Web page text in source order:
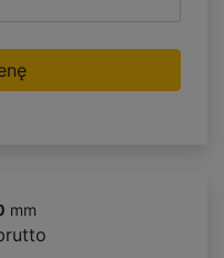
mm